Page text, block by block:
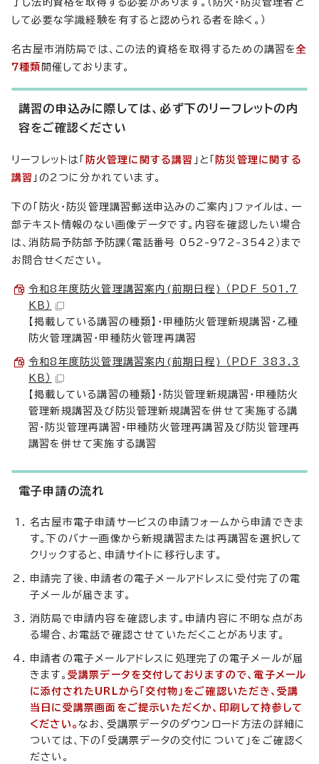
了し法的資格を取得する必要があります。（防火・防災管理者と
して必要な学識経験を有すると認められる者を除く。）
名古屋市消防局では、この法的資格を取得するための講習を全
7種類 開催しております。
講習の申込みに際しては、必ず下のリーフレットの内
容をご確認ください
リーフレットは「 防火管理に関する講習 」と「 防災管理に関する
講習 」の2つに分かれています。
下の「防火・防災管理講習郵送申込みのご案内」ファイルは、一
部テキスト情報のない画像データです。内容を確認したい場合
は、消防局予防部予防課（電話番号 052-972-3542）まで
お問合せください。
令和8年度防火管理講習案内(前期日程) （PDF 501.7
KB）
【掲載している講習の種類】・甲種防火管理新規講習・乙種
防火管理講習・甲種防火管理再講習
令和8年度防災管理講習案内(前期日程) （PDF 383.3
KB）
【掲載している講習の種類】・防災管理新規講習・甲種防火
管理新規講習及び防災管理新規講習を併せて実施する講
習・防災管理再講習・甲種防火管理再講習及び防災管理再
講習を併せて実施する講習
電子申請の流れ
名古屋市電子申請サービスの申請フォームから申請できま
す。下のバナー画像から新規講習または再講習を選択して
クリックすると、申請サイトに移行します。
申請完了後、申請者の電子メールアドレスに受付完了の電
子メールが届きます。
消防局で申請内容を確認します。申請内容に不明な点があ
る場合、お電話で確認させていただくことがあります。
申請者の電子メールアドレスに処理完了の電子メールが届
きます。 受講票データを交付しておりますので、電子メール
に添付されたURLから「交付物」をご確認いただき、受講
当日に受講票画面をご提示いただくか、印刷して持参して
ください。 なお、受講票データのダウンロード方法の詳細に
ついては、下の「受講票データの交付について」をご確認く
ださい。